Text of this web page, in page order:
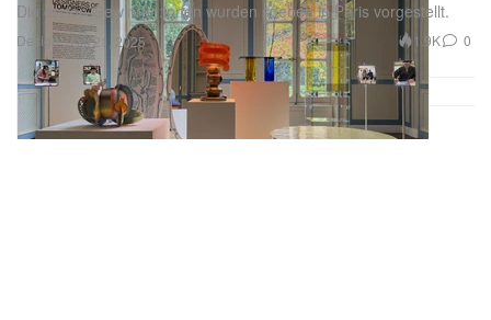
Design
Die ersten Gewinner:innen wurden soeben in Paris vorgestellt.
Oct 21, 2025 1.9K 0